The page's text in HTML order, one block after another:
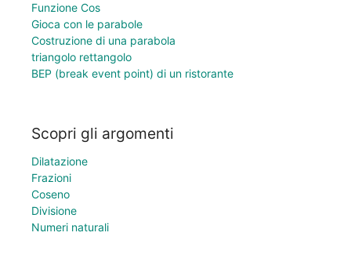
Funzione Cos
Gioca con le parabole
Costruzione di una parabola
triangolo rettangolo
BEP (break event point) di un ristorante
Scopri gli argomenti
Dilatazione
Frazioni
Coseno
Divisione
Numeri naturali